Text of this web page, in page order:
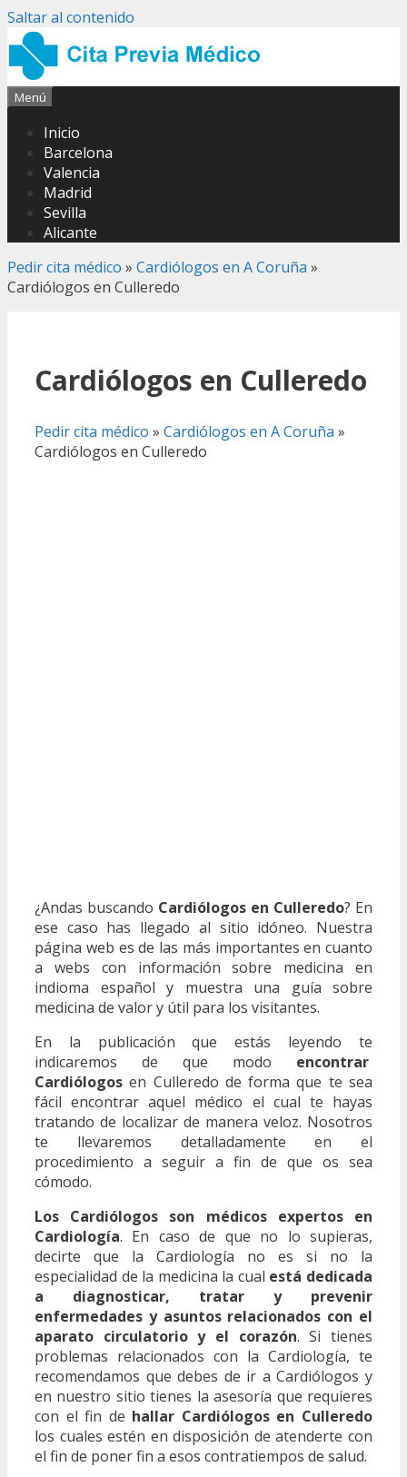
Saltar al contenido
Menú
Inicio
Barcelona
Valencia
Madrid
Sevilla
Alicante
Pedir cita médico » Cardiólogos en A Coruña »
Cardiólogos en Culleredo
Cardiólogos en Culleredo
Pedir cita médico » Cardiólogos en A Coruña »
Cardiólogos en Culleredo
¿Andas buscando Cardiólogos en Culleredo? En
ese caso has llegado al sitio idóneo. Nuestra
página web es de las más importantes en cuanto
a webs con información sobre medicina en
indioma español y muestra una guía sobre
medicina de valor y útil para los visitantes.
En la publicación que estás leyendo te
indicaremos de que modo encontrar
Cardiólogos en Culleredo de forma que te sea
fácil encontrar aquel médico el cual te hayas
tratando de localizar de manera veloz. Nosotros
te llevaremos detalladamente en el
procedimiento a seguir a fin de que os sea
cómodo.
Los Cardiólogos son médicos expertos en
Cardiología. En caso de que no lo supieras,
decirte que la Cardiología no es si no la
especialidad de la medicina la cual está dedicada
a diagnosticar, tratar y prevenir
enfermedades y asuntos relacionados con el
aparato circulatorio y el corazón. Si tienes
problemas relacionados con la Cardiología, te
recomendamos que debes de ir a Cardiólogos y
en nuestro sitio tienes la asesoría que requieres
con el fin de hallar Cardiólogos en Culleredo
los cuales estén en disposición de atenderte con
el fin de poner fin a esos contratiempos de salud.